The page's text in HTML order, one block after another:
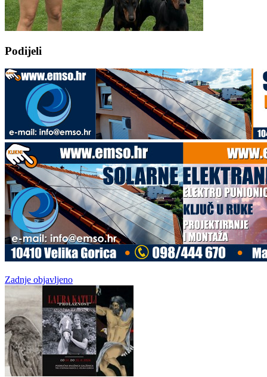
Podijeli
Zadnje objavljeno